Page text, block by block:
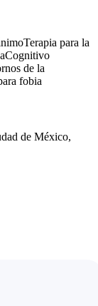
Terapia para la
Cognitivo
de la
fobia
de México,